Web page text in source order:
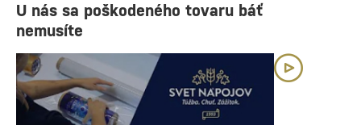
U nás sa poškodeného tovaru báť
nemusíte